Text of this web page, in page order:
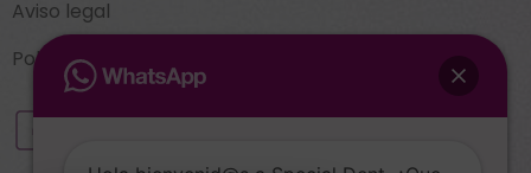
Aviso legal
Política de cookies (UE)